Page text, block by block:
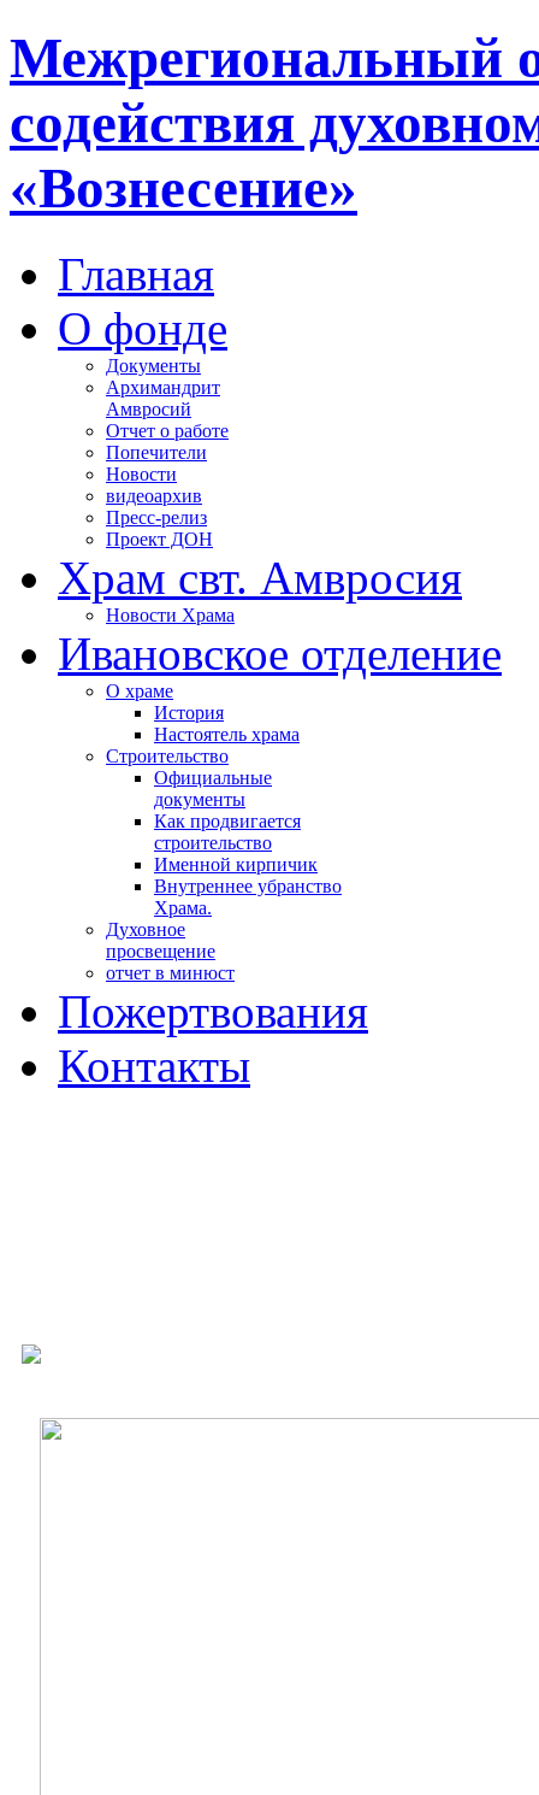
Межрегиональный
содействия
«Вознесение»
Главная
О фонде
Документы
Архимандрит
Амвросий
Отчет о работе
Попечители
Новости
видеоархив
Пресс-релиз
Проект ДОН
Храм свт. Амвросия
Новости Храма
Ивановское отделение
О храме
История
Настоятель храма
Строительство
Официальные
документы
Как продвигается
строительство
Именной кирпичик
Внутреннее убранство
Храма.
Духовное
просвещение
отчет в минюст
Пожертвования
Контакты